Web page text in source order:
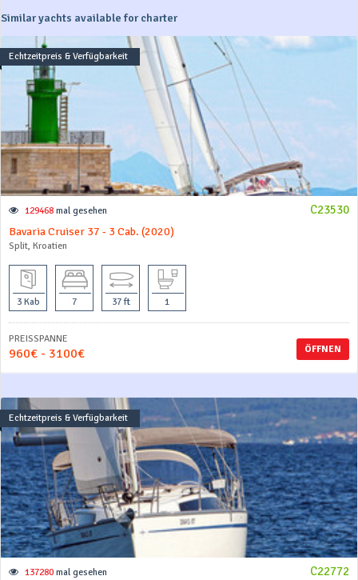
Similar yachts available for charter
Echtzeitpreis & Verfügbarkeit
C23530
129468 mal gesehen
Bavaria Cruiser 37 - 3 Cab. (2020)
Split, Kroatien
3 Kab 7 37 ft 1
ÖFFNEN
PREISSPANNE
960€ - 3100€
Echtzeitpreis & Verfügbarkeit
C22772
137280 mal gesehen